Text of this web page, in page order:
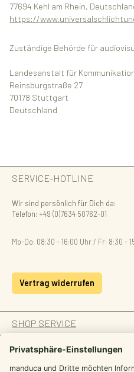
77694 Kehl am Rhein,
https://
Zuständige Behörde für
Landesanstalt für
Reinsburgstraße 27
70178 Stuttgart
Deutschland
SERVICE-HOTLINE
Wir sind persönlich für Dich da:
Telefon: +49 (0)7634 50762-01
Mo-Do: 08:30 - 16:00 Uhr / Fr: 8:30 -
Vertrag widerrufen
SHOP SERVICE
INFORMATION